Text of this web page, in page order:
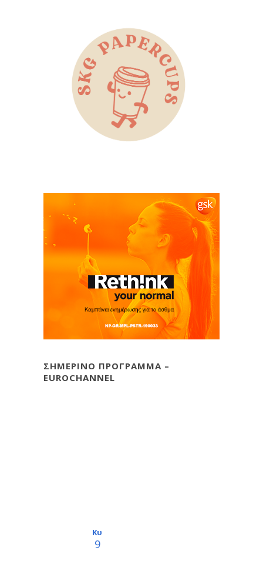
ΣΗΜΕΡΙΝΟ ΠΡΟΓΡΑΜΜΑ –
EUROCHANNEL
Κυ
9